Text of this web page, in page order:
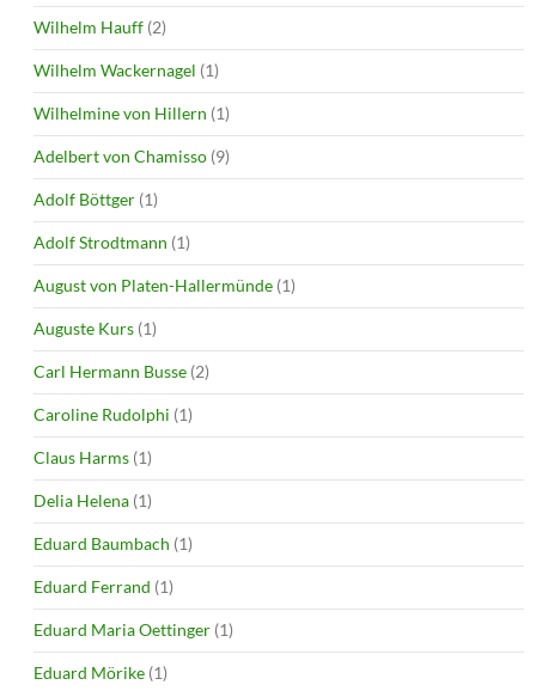
Wilhelm Hauff (2)
Wilhelm Wackernagel (1)
Wilhelmine von Hillern (1)
Adelbert von Chamisso (9)
Adolf Böttger (1)
Adolf Strodtmann (1)
August von Platen-Hallermünde (1)
Auguste Kurs (1)
Carl Hermann Busse (2)
Caroline Rudolphi (1)
Claus Harms (1)
Delia Helena (1)
Eduard Baumbach (1)
Eduard Ferrand (1)
Eduard Maria Oettinger (1)
Eduard Mörike (1)